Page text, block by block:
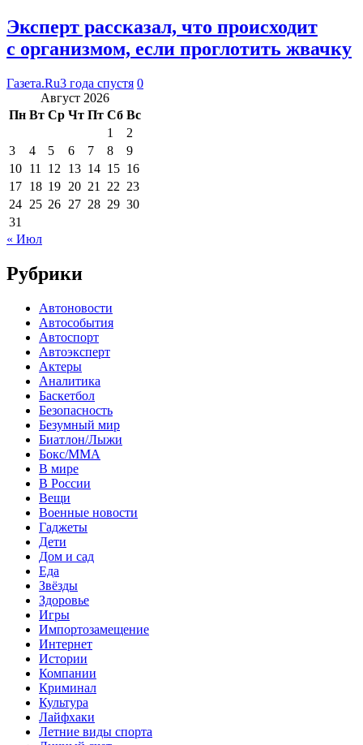
Эксперт рассказал, что происходит
с организмом, если проглотить жвачку
Газета.Ru3 года спустя 0
Август 2026
Пн Вт Ср Чт Пт Сб Вс
1
2
3
4 5 6 7 8
9
10 11 12 13 14 15 16
17 18 19 20 21 22 23
24 25 26 27 28 29 30
31
« Июл
Рубрики
Автоновости
Автособытия
Автоспорт
Автоэксперт
Актеры
Аналитика
Баскетбол
Безопасность
Безумный мир
Биатлон/Лыжи
Бокс/MMA
В мире
В России
Вещи
Военные новости
Гаджеты
Дети
Дом и сад
Еда
Звёзды
Здоровье
Игры
Импортозамещение
Интернет
Истории
Компании
Криминал
Культура
Лайфхаки
Летние виды спорта